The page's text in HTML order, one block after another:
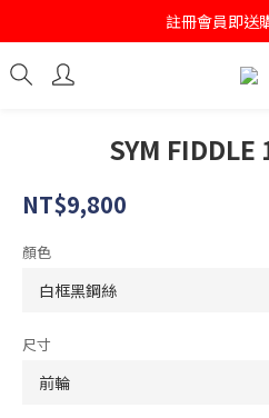
註冊會員即送
註冊會員即送
當月壽星送
SYM FIDDLE
NT$9,800
顏色
尺寸